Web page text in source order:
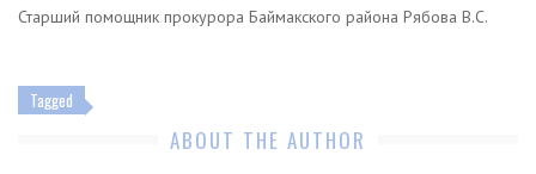
Старший помощник прокурора Баймакского района Рябова В.С.
Tagged
ABOUT THE AUTHOR